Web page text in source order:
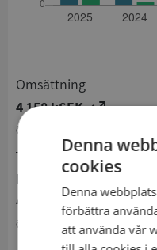
Omsättning
4 158 kSEK
Ökning från 2024 till 2025 med 18,7%
Resultat
449 kSEK
Ökning från 2024 till 2025 med
Denna
cookies
Denna
förbättra
att använda vår